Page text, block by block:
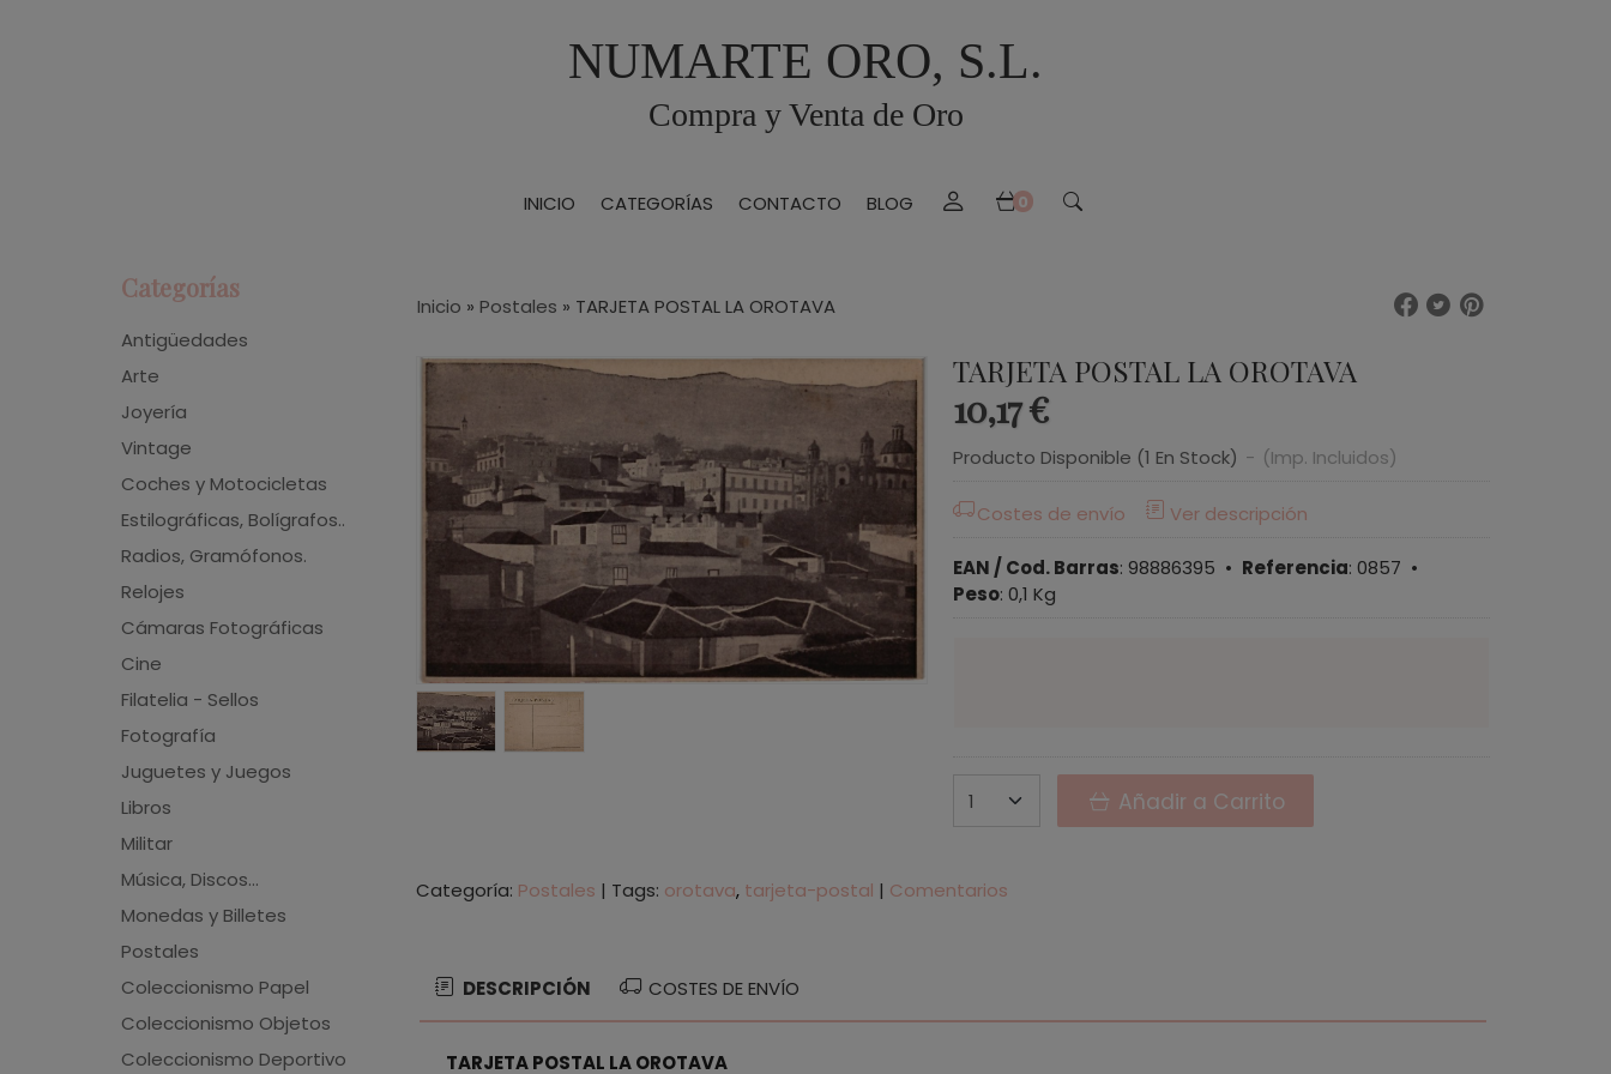
NUMARTE ORO, S.L.
Compra y Venta de Oro
INICIO CATEGORÍAS CONTACTO BLOG 0
Categorías
Antigüedades
Arte
Joyería
Vintage
Coches y Motocicletas
Estilográficas, Bolígrafos..
Radios, Gramófonos.
Relojes
Cámaras Fotográficas
Cine
Filatelia - Sellos
Fotografía
Juguetes y Juegos
Libros
Militar
Música, Discos...
Monedas y Billetes
Postales
Coleccionismo Papel
Coleccionismo Objetos
Coleccionismo Deportivo
Inicio » Postales » TARJETA POSTAL LA OROTAVA
TARJETA POSTAL LA OROTAVA
10,17 €
Producto Disponible (1 En Stock) - (Imp. Incluidos)
Costes de envío Ver descripción
EAN / Cod. Barras: 98886395 • Referencia: 0857 •
Peso: 0,1 Kg
Añadir a Carrito
Categoría: Postales | Tags: orotava tarjeta-postal | Comentarios
DESCRIPCIÓN COSTES DE ENVÍO
TARJETA POSTAL LA OROTAVA